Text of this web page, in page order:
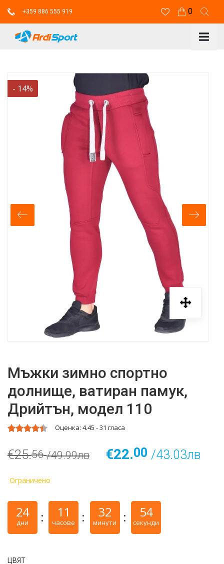
+359 886 555 919 0
- 14%
Мъжки зимно спортно
долнище, ватиран памук,
Дрийтън, модел 110
Оценка: 4.45 -31 гласа
€25.56 /49.99лв €22.00 /43.03лв
Ограничено
24
дни
11
часове
32
минути
53
секунди
ЦВЯТ